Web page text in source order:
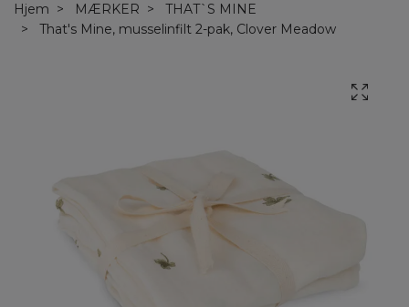
Hjem MÆRKER
THAT`S MINE
That's Mine, musselinfilt 2-pak, Clover Meadow